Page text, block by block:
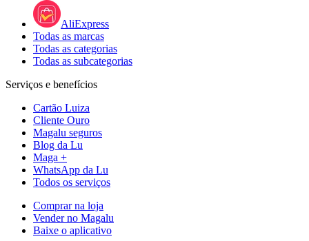
AliExpress
Todas as marcas
Todas as categorias
Todas as subcategorias
Serviços e benefícios
Cartão Luiza
Cliente Ouro
Magalu seguros
Blog da Lu
Maga +
WhatsApp da Lu
Todos os serviços
Comprar na loja
Vender no Magalu
Baixe o aplicativo